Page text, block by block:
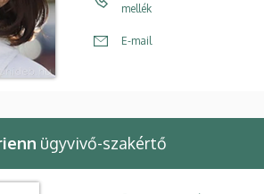
mellék
E-mail
ügyvivő-szakértő